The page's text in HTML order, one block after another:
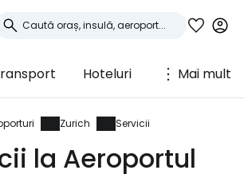
Hoteluri Mai mult
Zurich Servicii
la Aeroportul
vă la
mondială a călătorilor